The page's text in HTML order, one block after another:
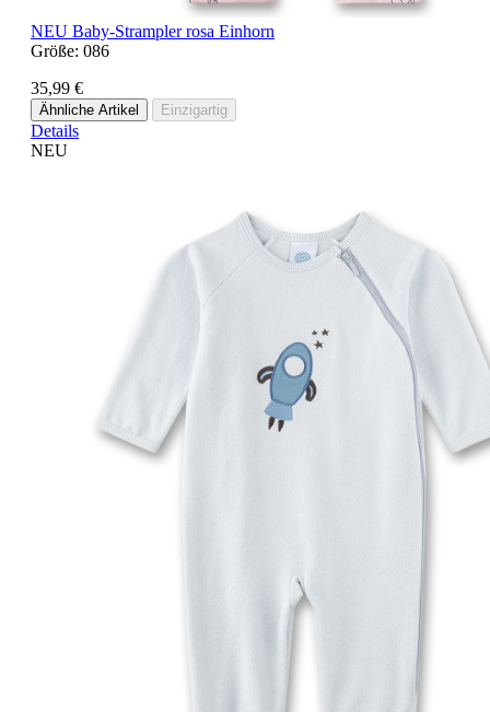
NEU Baby-Strampler rosa Einhorn
Größe: 086
35,99 €
Ähnliche Artikel Einzigartig
Details
NEU